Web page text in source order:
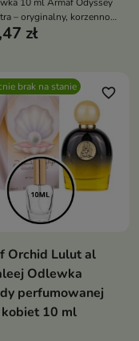
– oryginalny, korzenno-
zapach unisex w
zł
brak na stanie favorite_border
Orchid Lulut al
Odlewka
perfumowanej
10 ml